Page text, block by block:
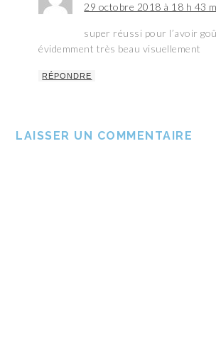
29 octobre 2018 à 18 h 43
super réussi pour l’avoir
évidemment très beau visuellement
RÉPONDRE
LAISSER UN COMMENTAIRE